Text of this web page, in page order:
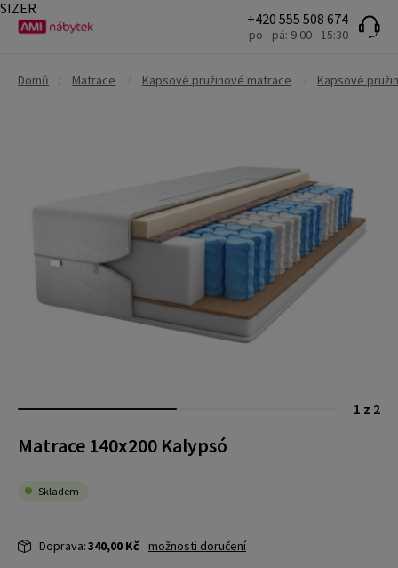
+420 555 508 674
po - pá: 9:00 - 15:30
Domů Matrace Kapsové pružinové matrace Kapsové
1 z 2
Matrace 140x200 Kalypsó
Skladem
Doprava:340,00 Kč možnosti doručení
SIZER